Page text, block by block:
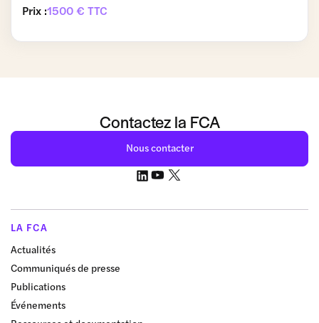
Prix :1500 € TTC
Contactez la FCA
Nous contacter
LA FCA
Actualités
Communiqués de presse
Publications
Événements